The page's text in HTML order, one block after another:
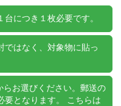
につき１枚必要です。
ではなく、対象物に貼っ
お選びください。郵送の
要となります。 こちらは